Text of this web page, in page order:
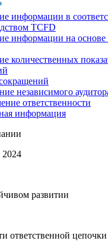
информации в
TCFD
информации на
количественных
независимого
ответственности
информация
2024
развитии
ответственной